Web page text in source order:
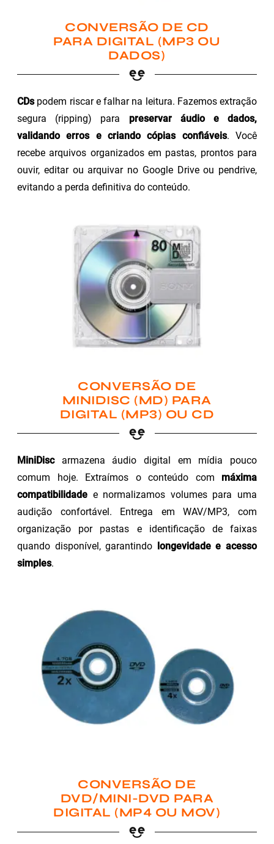
CONVERSÃO DE CD
PARA DIGITAL (MP3 OU
DADOS)
CDspodem riscar e falhar na leitura. Fazemos extração
segura (ripping) para preservar áudio e dados,
validando erros e criando cópias confiáveis. Você
recebe arquivos organizados em pastas, prontos para
ouvir, editar ou arquivar no Google Drive ou pendrive,
evitando a perda definitiva do conteúdo.
CONVERSÃO DE
MINIDISC (MD) PARA
DIGITAL (MP3) OU CD
MiniDiscarmazena áudio digital em mídia pouco
comum hoje. Extraímos o conteúdo com máxima
compatibilidade e normalizamos volumes para uma
audição confortável. Entrega em WAV/MP3, com
organização por pastas e identificação de faixas
quando disponível, garantindo longevidade e acesso
simples.
CONVERSÃO DE
DVD/MINI-DVD PARA
DIGITAL (MP4 OU MOV)